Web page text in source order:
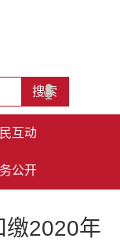
互动
公开
缴2020年